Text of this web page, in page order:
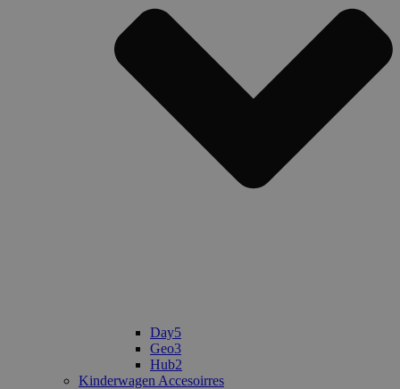
Day5
Geo3
Hub2
Kinderwagen Accesoirres